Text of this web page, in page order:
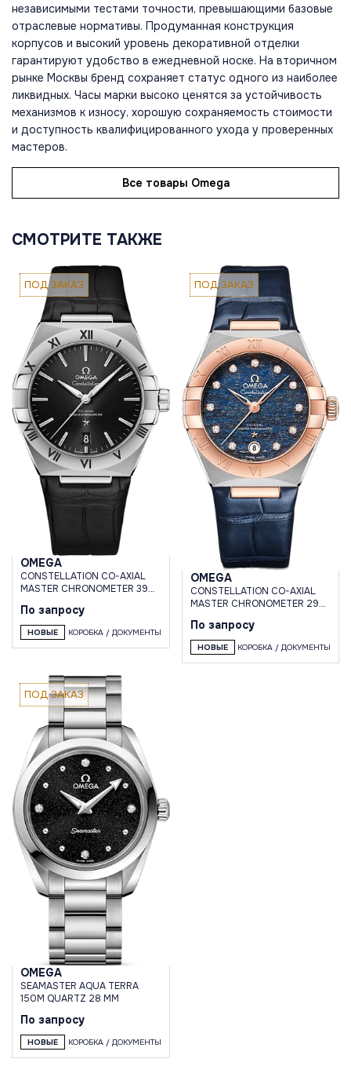
независимыми тестами точности, превышающими базовые
отраслевые нормативы. Продуманная конструкция
корпусов и высокий уровень декоративной отделки
гарантируют удобство в ежедневной носке. На вторичном
рынке Москвы бренд сохраняет статус одного из наиболее
ликвидных. Часы марки высоко ценятся за устойчивость
механизмов к износу, хорошую сохраняемость стоимости
и доступность квалифицированного ухода у проверенных
мастеров.
Все товары Omega
СМОТРИТЕ ТАКЖЕ
ПОД ЗАКАЗ
OMEGA
CONSTELLATION CO-AXIAL
MASTER CHRONOMETER 39
По запросу
НОВЫЕ КОРОБКА / ДОКУМЕНТЫ
ПОД ЗАКАЗ
OMEGA
CONSTELLATION CO-AXIAL
MASTER CHRONOMETER 29
По запросу
НОВЫЕ КОРОБКА / ДОКУМЕНТЫ
ПОД ЗАКАЗ
OMEGA
SEAMASTER AQUA TERRA
150M QUARTZ 28 MM
По запросу
НОВЫЕ КОРОБКА / ДОКУМЕНТЫ